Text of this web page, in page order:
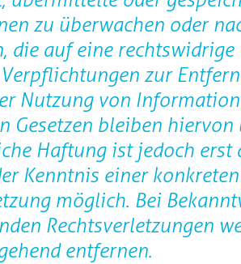
zu überwachen oder
die auf eine rechtswidrige
zur
Nutzung von
Gesetzen bleiben
Haftung ist jedoch erst
Kenntnis einer konkreten
möglich. Bei
Rechtsverletzungen
entfernen.